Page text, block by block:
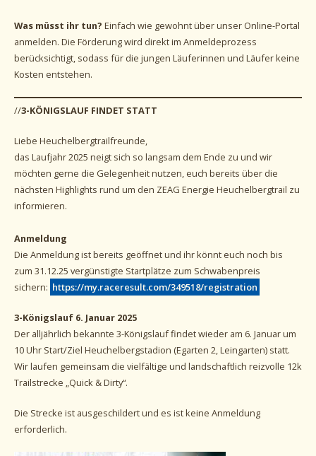
Was müsst ihr tun? Einfach wie gewohnt über unser Online-Portal
anmelden. Die Förderung wird direkt im Anmeldeprozess
berücksichtigt, sodass für die jungen Läuferinnen und Läufer keine
Kosten entstehen.
//3-KÖNIGSLAUF FINDET STATT
Liebe Heuchelbergtrailfreunde,
das Laufjahr 2025 neigt sich so langsam dem Ende zu und wir
möchten gerne die Gelegenheit nutzen, euch bereits über die
nächsten Highlights rund um den ZEAG Energie Heuchelbergtrail zu
informieren.
Anmeldung
Die Anmeldung ist bereits geöffnet und ihr könnt euch noch bis
zum 31.12.25 vergünstigte Startplätze zum Schwabenpreis
sichern: https://my.raceresult.com/349518/registration
3-Königslauf 6. Januar 2025
Der alljährlich bekannte 3-Königslauf findet wieder am 6. Januar um
10 Uhr Start/Ziel Heuchelbergstadion (Egarten 2, Leingarten) statt.
Wir laufen gemeinsam die vielfältige und landschaftlich reizvolle 12k
Trailstrecke „Quick & Dirty“.
Die Strecke ist ausgeschildert und es ist keine Anmeldung
erforderlich.